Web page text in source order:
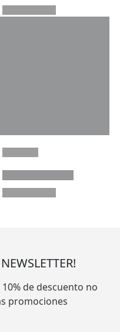
de descuento no
promociones